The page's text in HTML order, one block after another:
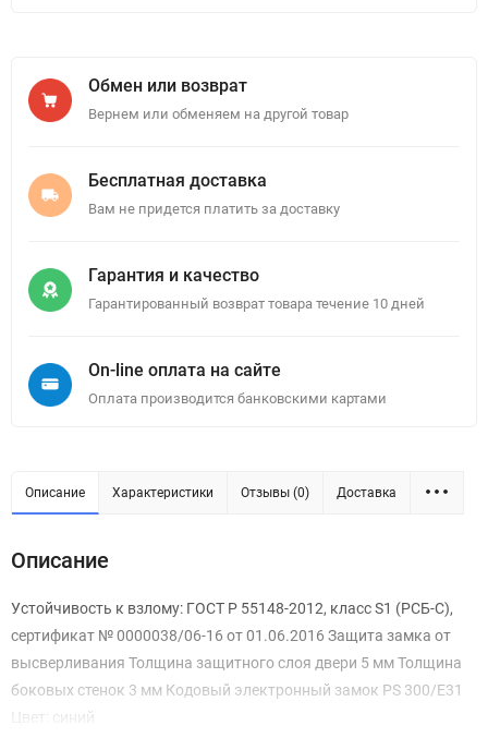
Обмен или возврат
Вернем или обменяем на другой товар
Бесплатная доставка
Вам не придется платить за доставку
Гарантия и качество
Гарантированный возврат товара течение 10 дней
On-line оплата на сайте
Оплата производится банковскими картами
Описание Характеристики Отзывы (0) Доставка
Описание
Устойчивость к взлому: ГОСТ Р 55148-2012, класс S1 (РСБ-С),
сертификат № 0000038/06-16 от 01.06.2016 Защита замка от
высверливания Толщина защитного слоя двери 5 мм Толщина
боковых стенок 3 мм Кодовый электронный замок PS 300/Е31
Цвет: синий